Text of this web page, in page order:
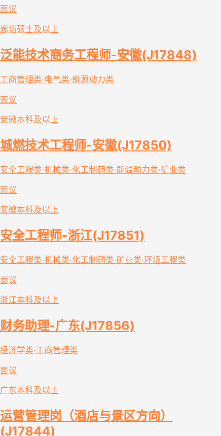
面议
廊坊硕士及以上
泛能技术商务工程师-安徽(J17848)
工商管理类·电气类·能源动力类
面议
安徽本科及以上
城燃技术工程师-安徽(J17850)
安全工程类·机械类·化工制药类·能源动力类·矿业类
面议
安徽本科及以上
安全工程师-浙江(J17851)
安全工程类·机械类·化工制药类·矿业类·环境工程类
面议
浙江本科及以上
财务助理-广东(J17856)
经济学类·工商管理类
面议
广东本科及以上
运营管理岗（酒店与景区方向）
(J17844)